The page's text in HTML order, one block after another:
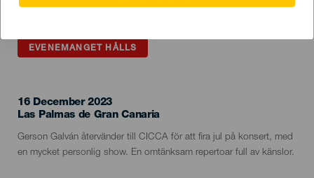
EVENEMANGET HÅLLS
16 December 2023
Localidad
Las Palmas de Gran Canaria
Descripción
del
Gerson Galván återvänder till CICCA för att fira jul på konsert, med
en mycket personlig show. En omtänksam repertoar full av känslor.